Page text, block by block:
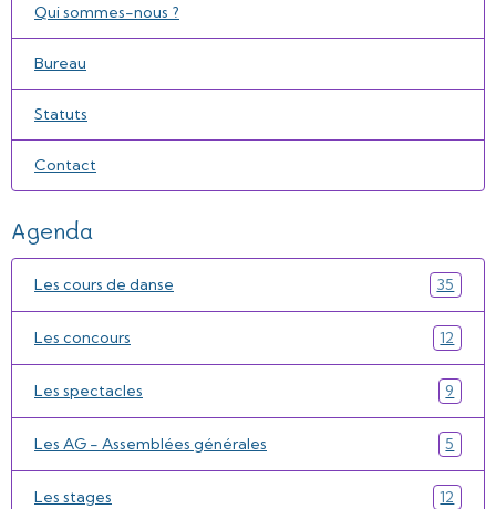
Qui sommes-nous ?
Bureau
Statuts
Contact
Agenda
Les cours de danse 35
Les concours 12
Les spectacles 9
Les AG - Assemblées générales 5
Les stages 12